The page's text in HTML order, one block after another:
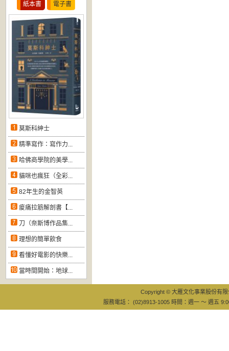
紙本書 電子書
莫斯科紳士
精準寫作：寫作力...
哈佛商學院的美學...
貓咪也瘋狂（全彩...
82年生的金智英
痠痛拉筋解剖書【...
刀（奈斯博作品集...
理想的簡單飲食
看懂好電影的快樂...
當時間開始：地球...
Copyright © 大雁文化事業股份有
服務電話： (02)8913-1005 時間：週一 ～ 週五